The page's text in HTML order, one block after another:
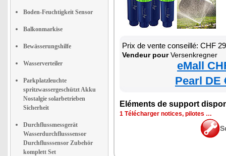
Boden-Feuchtigkeit Sensor
Balkonmarkise
Bewässerungshilfe
Wasserverteiler
Parkplatzleuchte
spritzwassergeschützt Akku
Nostalgie solarbetrieben
Sicherheit
Durchflussmessgerät
Wasserdurchflusssensor
Durchflusssensor Zubehör
komplett Set
Prix de vente conseillé: CHF
Vendeur pourVersenkregner
eMall
Pearl DE
Eléments de support
1 Télécharger notices, pilotes …